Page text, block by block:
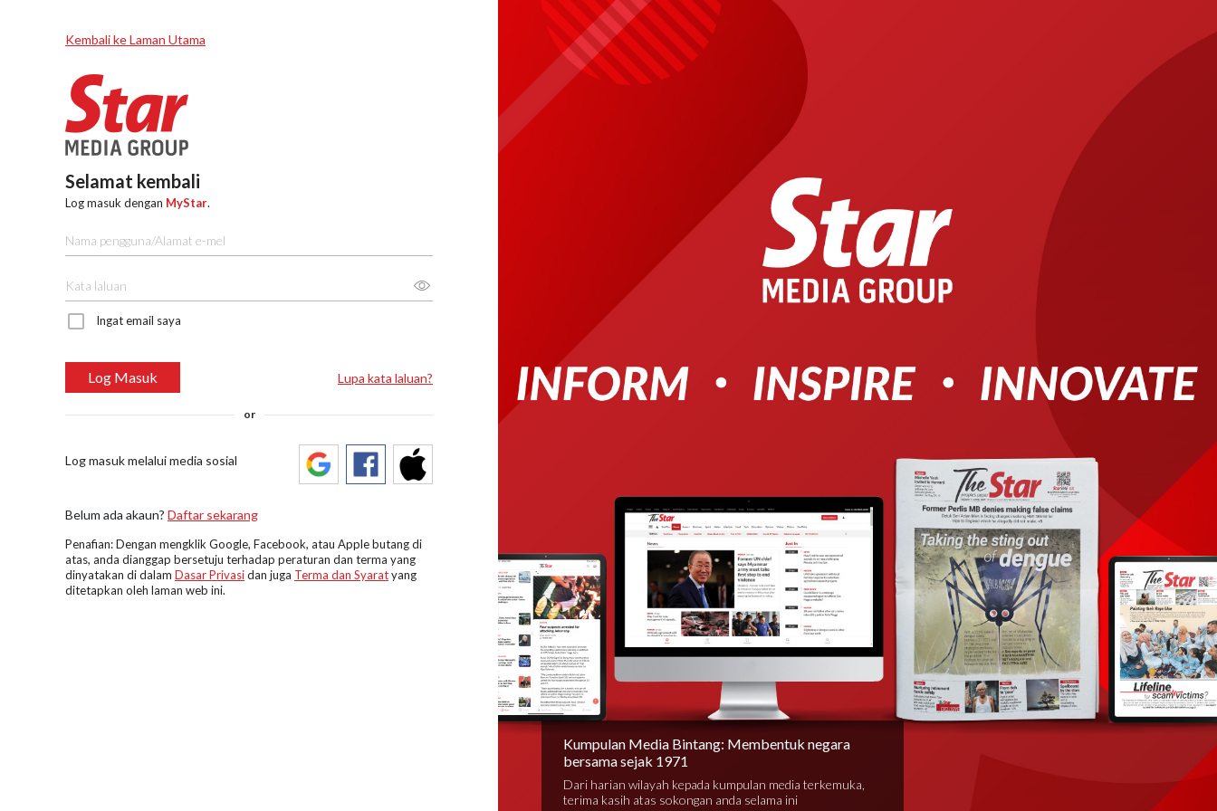
Kembali ke Laman Utama
Selamat kembali
Log masuk dengan MyStar.
Ingat email saya
Log Masuk Lupa kata laluan?
or
Log masuk melalui media sosial
Belum ada akaun? Daftar sekarang
Penafian: Dengan mengklik Google, Facebook, atau Apple butang di
atas, anda dianggap bersetuju terhadap peraturan dan terma yang
dinyatakan di dalam Dasar Privasidan juga Terma dan Syaratyang
ditetapkan oleh laman web ini.
Kumpulan Media Bintang: Membentuk negara
bersama sejak 1971
Dari harian wilayah kepada kumpulan media terkemuka,
terima kasih atas sokongan anda selama ini